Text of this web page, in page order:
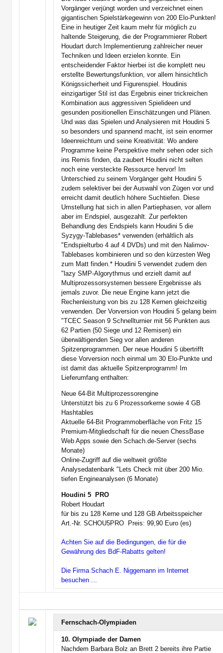
Vorgänger verjüngt worden und verzeichnet einen
gigantischen Spielstärkegewinn von 200 Elo-Punkten!
Eine in heutiger Zeit kaum mehr für möglich zu
haltende Steigerung, die der Programmierer Robert
Houdart durch Implementierung zahlreicher neuer
Techniken und Ideen erzielen konnte. Ein
entscheidender Faktor hierbei ist die komplett neu
erstellte Bewertungsfunktion, vor allem hinsichtlich
Königssicherheit und Figurenspiel. Houdinis
einzigartiger Stil ist das Ergebnis einer trickreichen
Kombination aus aggressiven Spielideen und
gesunden positionellen Einschätzungen und Plänen.
Und was das Spielen und Analysieren mit Houdini 5
so besonders und spannend macht, ist sein enormer
Ideenreichtum und seine Kreativität: Wo andere
Programme keine Perspektive mehr sehen oder sich
ins Remis finden, da zaubert Houdini nicht selten
noch eine versteckte Ressource hervor! Im
Unterschied zu seinem Vorgänger geht Houdini 5
zudem selektiver bei der Auswahl von Zügen vor und
erreicht damit deutlich höhere Suchtiefen. Diese
Umstellung hat sich in allen Partiephasen, vor allem
aber im Endspiel, ausgezahlt. Zur perfekten
Behandlung des Endspiels kann Houdini 5 die
Syzygy-Tablebases* verwenden (erhältlich als
"Endspielturbo 4 auf 4 DVDs) und mit den Nalimov-
Tablebases kombinieren und so den kürzesten Weg
zum Matt finden.* Houdini 5 verwendet zudem den
"lazy SMP-Algorythmus und erzielt damit auf
Multiprozessorsystemen bessere Ergebnisse als
jemals zuvor. Die neue Engine kann jetzt die
Rechenleistung von bis zu 128 Kernen gleichzeitig
verwenden. Der Vorversion von Houdini 5 gelang beim
"TCEC Season 9 Schnellturnier mit 56 Punkten aus
62 Partien (50 Siege und 12 Remisen) ein
überwältigenden Sieg vor allen anderen
Spitzenprogrammen. Der neue Houdini 5 übertrifft
diese Vorversion noch einmal um 30 Elo-Punkte und
ist damit das aktuelle Spitzenprogramm! Im
Lieferumfang enthalten:
Neue 64-Bit Multiprozessorengine
Unterstützt bis zu 6 Prozessorkerne sowie 4 GB
Hashtables
Aktuelle 64-Bit Programmoberfläche von Fritz 15
Premium-Mitgliedschaft für die neuen ChessBase
Web Apps sowie den Schach.de-Server (sechs
Monate)
Online-Zugriff auf die weltweit größte
Analysedatenbank "Lets Check mit über 200 Mio.
tiefen Engineanalysen (6 Monate)
Houdini 5  PRO
Robert Houdart
für bis zu 128 Kerne und 128 GB Arbeitsspeicher
Art.-Nr. SCHOU5PRO  Preis: 99,90 Euro (es)
Achten Sie auf die Bedingungen, die für die
Gewährung des BdF-Rabatts gelten!
Die Firma Schach E. Niggemann im Internet
besuchen ...
Fernschach-Olympiaden
10. Olympiade der Damen
Nachdem Barbara Bolz an Brett 2 bereits ihre Partie